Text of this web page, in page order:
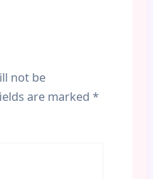
not be
are marked *